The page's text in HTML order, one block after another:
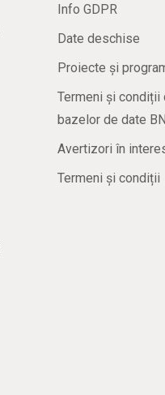
Info GDPR
Date deschise
Proiecte și
Termeni și condiții
bazelor de date
Avertizori în
Termeni și condiții